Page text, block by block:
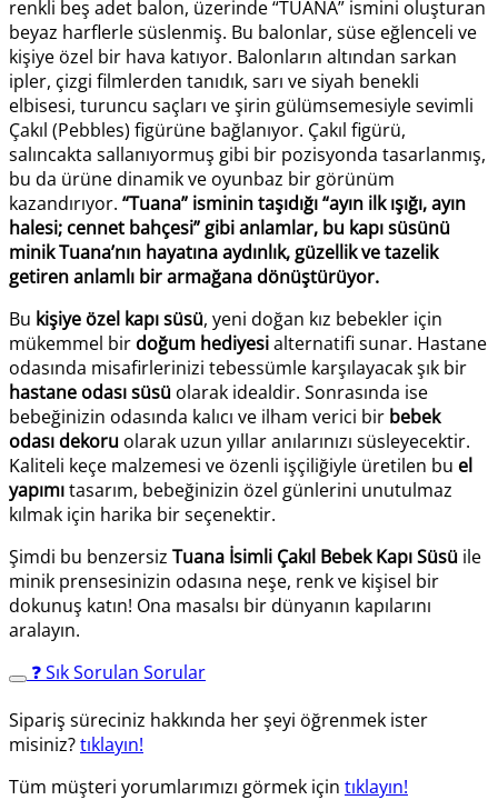
renkli beş adet balon, üzerinde “TUANA” ismini oluşturan
beyaz harflerle süslenmiş. Bu balonlar, süse eğlenceli ve
kişiye özel bir hava katıyor. Balonların altından sarkan
ipler, çizgi filmlerden tanıdık, sarı ve siyah benekli
elbisesi, turuncu saçları ve şirin gülümsemesiyle sevimli
Çakıl (Pebbles) figürüne bağlanıyor. Çakıl figürü,
salıncakta sallanıyormuş gibi bir pozisyonda tasarlanmış,
bu da ürüne dinamik ve oyunbaz bir görünüm
kazandırıyor. “Tuana” isminin taşıdığı “ayın ilk ışığı, ayın
halesi; cennet bahçesi” gibi anlamlar, bu kapı süsünü
minik Tuana’nın hayatına aydınlık, güzellik ve tazelik
getiren anlamlı bir armağana dönüştürüyor.
Bu kişiye özel kapı süsü, yeni doğan kız bebekler için
mükemmel bir doğum hediyesialternatifi sunar. Hastane
odasında misafirlerinizi tebessümle karşılayacak şık bir
hastane odası süsü olarak idealdir. Sonrasında ise
bebeğinizin odasında kalıcı ve ilham verici bir bebek
odası dekoru olarak uzun yıllar anılarınızı süsleyecektir.
Kaliteli keçe malzemesi ve özenli işçiliğiyle üretilen bu el
yapımıtasarım, bebeğinizin özel günlerini unutulmaz
kılmak için harika bir seçenektir.
Şimdi bu benzersiz Tuana İsimli Çakıl Bebek Kapı Süsü ile
minik prensesinizin odasına neşe, renk ve kişisel bir
dokunuş katın! Ona masalsı bir dünyanın kapılarını
aralayın.
❓ Sık Sorulan Sorular
Sipariş süreciniz hakkında her şeyi öğrenmek ister
misiniz?tıklayın!
Tüm müşteri yorumlarımızı görmek için tıklayın!